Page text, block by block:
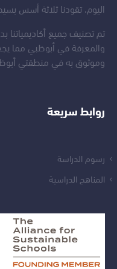
اليوم، تقودنا ثلاثة أسس
تم تصنيف جميع أكاديمياتنا
والمعرفة في أبوظبي مما
وموثوق به في منطقتي
روابط سريعة
رسوم الدراسة
المناهج الدراسية